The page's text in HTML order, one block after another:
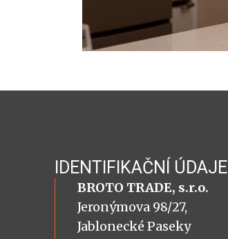
IDENTIFIKAČNÍ ÚDAJE
BROTO TRADE, s.r.o.
Jeronýmova 98/27,
Jablonecké Paseky